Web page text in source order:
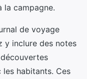
la campagne.
de voyage
y inclure des notes
habitants. Ces